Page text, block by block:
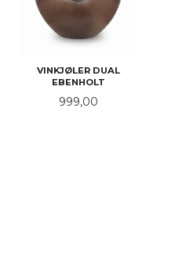
VINKJØLER DUAL
EBENHOLT
Pris
999,00